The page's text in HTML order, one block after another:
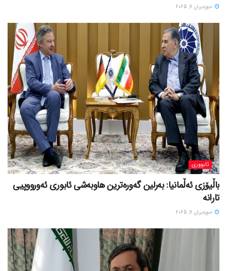
حوزه‌یران 7, 2025
ئابووری
باڵیۆزی ئەڵمانیا: بەرلین گەورەترین هاوبەشی ئابوری ئەورووپیی
تارانە
حوزه‌یران 7, 2025